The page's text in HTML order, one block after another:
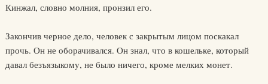
Кинжал, словно молния, пронзил его.
Закончив черное дело, человек с закрытым лицом поскакал
прочь. Он не оборачивался. Он знал, что в кошельке, который
давал безъязыкому, не было ничего, кроме мелких монет.